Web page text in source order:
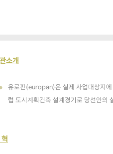
소개
유로판(europan)은 실제 사업대상지
럽 도시계획건축 설계경기로 당선안의